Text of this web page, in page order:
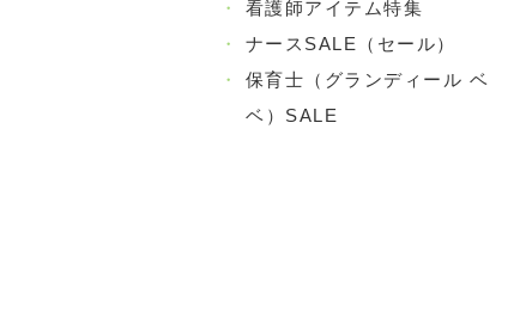
・
看護師アイテム特集
・
ナースSALE（セール）
・
保育士（グランディール ベ
ベ）SALE